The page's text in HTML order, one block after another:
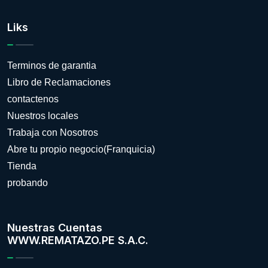
Liks
Terminos de garantia
Libro de Reclamaciones
contactenos
Nuestros locales
Trabaja con Nosotros
Abre tu propio negocio(Franquicia)
Tienda
probando
Nuestras Cuentas
WWW.REMATAZO.PE S.A.C.